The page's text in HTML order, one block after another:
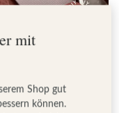
Tischkarten.
mit
Shop gut
können.